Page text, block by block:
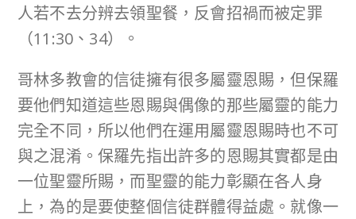
人若不去分辨去領聖餐，反會招禍而被定罪
（11:30、34）。
哥林多教會的信徒擁有很多屬靈恩賜，但保羅
要他們知道這些恩賜與偶像的那些屬靈的能力
完全不同，所以他們在運用屬靈恩賜時也不可
與之混淆。保羅先指出許多的恩賜其實都是由
一位聖靈所賜，而聖靈的能力彰顯在各人身
上，為的是要使整個信徒群體得益處。就像一